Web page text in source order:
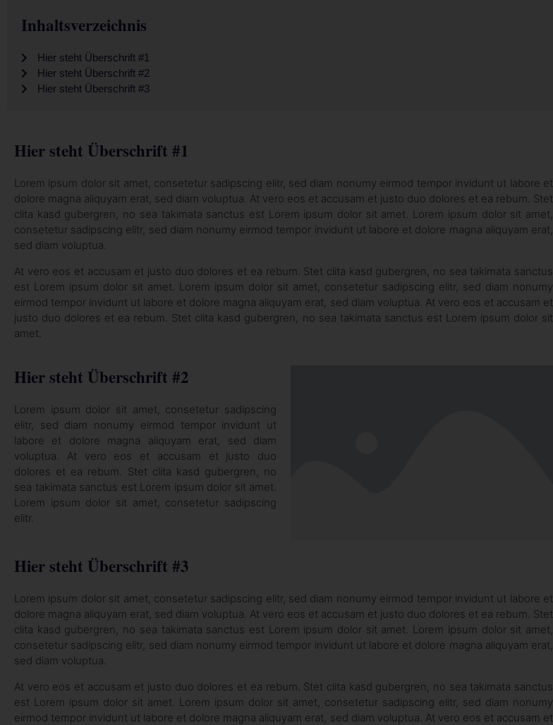
Inhaltsverzeichnis
Hier steht Überschrift #1
Hier steht Überschrift #2
Hier steht Überschrift #3
Hier steht Überschrift #1
Lorem ipsum dolor sit amet, consetetur sadipscing elitr, sed diam nonumy eirmod tempor invidunt ut labore et
dolore magna aliquyam erat, sed diam voluptua. At vero eos et accusam et justo duo dolores et ea rebum. Stet
clita kasd gubergren, no sea takimata sanctus est Lorem ipsum dolor sit amet. Lorem ipsum dolor sit amet,
consetetur sadipscing elitr, sed diam nonumy eirmod tempor invidunt ut labore et dolore magna aliquyam erat,
sed diam voluptua.
At vero eos et accusam et justo duo dolores et ea rebum. Stet clita kasd gubergren, no sea takimata sanctus
est Lorem ipsum dolor sit amet. Lorem ipsum dolor sit amet, consetetur sadipscing elitr, sed diam nonumy
eirmod tempor invidunt ut labore et dolore magna aliquyam erat, sed diam voluptua. At vero eos et accusam et
justo duo dolores et ea rebum. Stet clita kasd gubergren, no sea takimata sanctus est Lorem ipsum dolor sit
amet.
Hier steht Überschrift #2
Lorem ipsum dolor sit amet, consetetur sadipscing
elitr, sed diam nonumy eirmod tempor invidunt ut
labore et dolore magna aliquyam erat, sed diam
voluptua. At vero eos et accusam et justo duo
dolores et ea rebum. Stet clita kasd gubergren, no
sea takimata sanctus est Lorem ipsum dolor sit amet.
Lorem ipsum dolor sit amet, consetetur sadipscing
elitr.
Hier steht Überschrift #3
Lorem ipsum dolor sit amet, consetetur sadipscing elitr, sed diam nonumy eirmod tempor invidunt ut labore et
dolore magna aliquyam erat, sed diam voluptua. At vero eos et accusam et justo duo dolores et ea rebum. Stet
clita kasd gubergren, no sea takimata sanctus est Lorem ipsum dolor sit amet. Lorem ipsum dolor sit amet,
consetetur sadipscing elitr, sed diam nonumy eirmod tempor invidunt ut labore et dolore magna aliquyam erat,
sed diam voluptua.
At vero eos et accusam et justo duo dolores et ea rebum. Stet clita kasd gubergren, no sea takimata sanctus
est Lorem ipsum dolor sit amet. Lorem ipsum dolor sit amet, consetetur sadipscing elitr, sed diam nonumy
eirmod tempor invidunt ut labore et dolore magna aliquyam erat, sed diam voluptua. At vero eos et accusam et